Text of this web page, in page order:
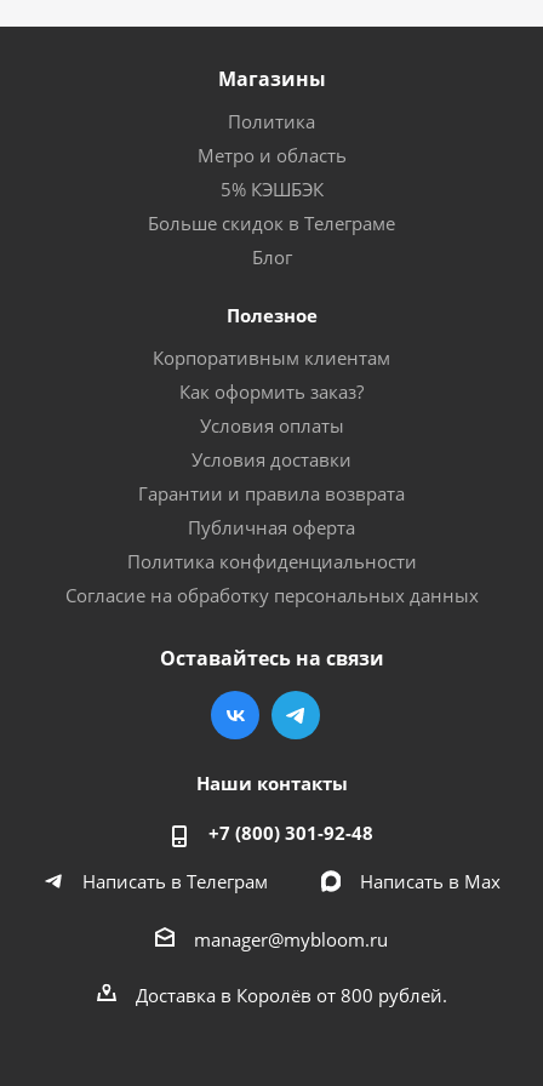
Магазины
Политика
Метро и область
5% КЭШБЭК
Больше скидок в Телеграме
Блог
Полезное
Корпоративным клиентам
Как оформить заказ?
Условия оплаты
Условия доставки
Гарантии и правила возврата
Публичная оферта
Политика конфиденциальности
Согласие на обработку персональных данных
Оставайтесь на связи
Наши контакты
+7 (800) 301-92-48
Написать в Телеграм
Написать в Мах
manager@mybloom.ru
Доставка в Королёв от 800 рублей.